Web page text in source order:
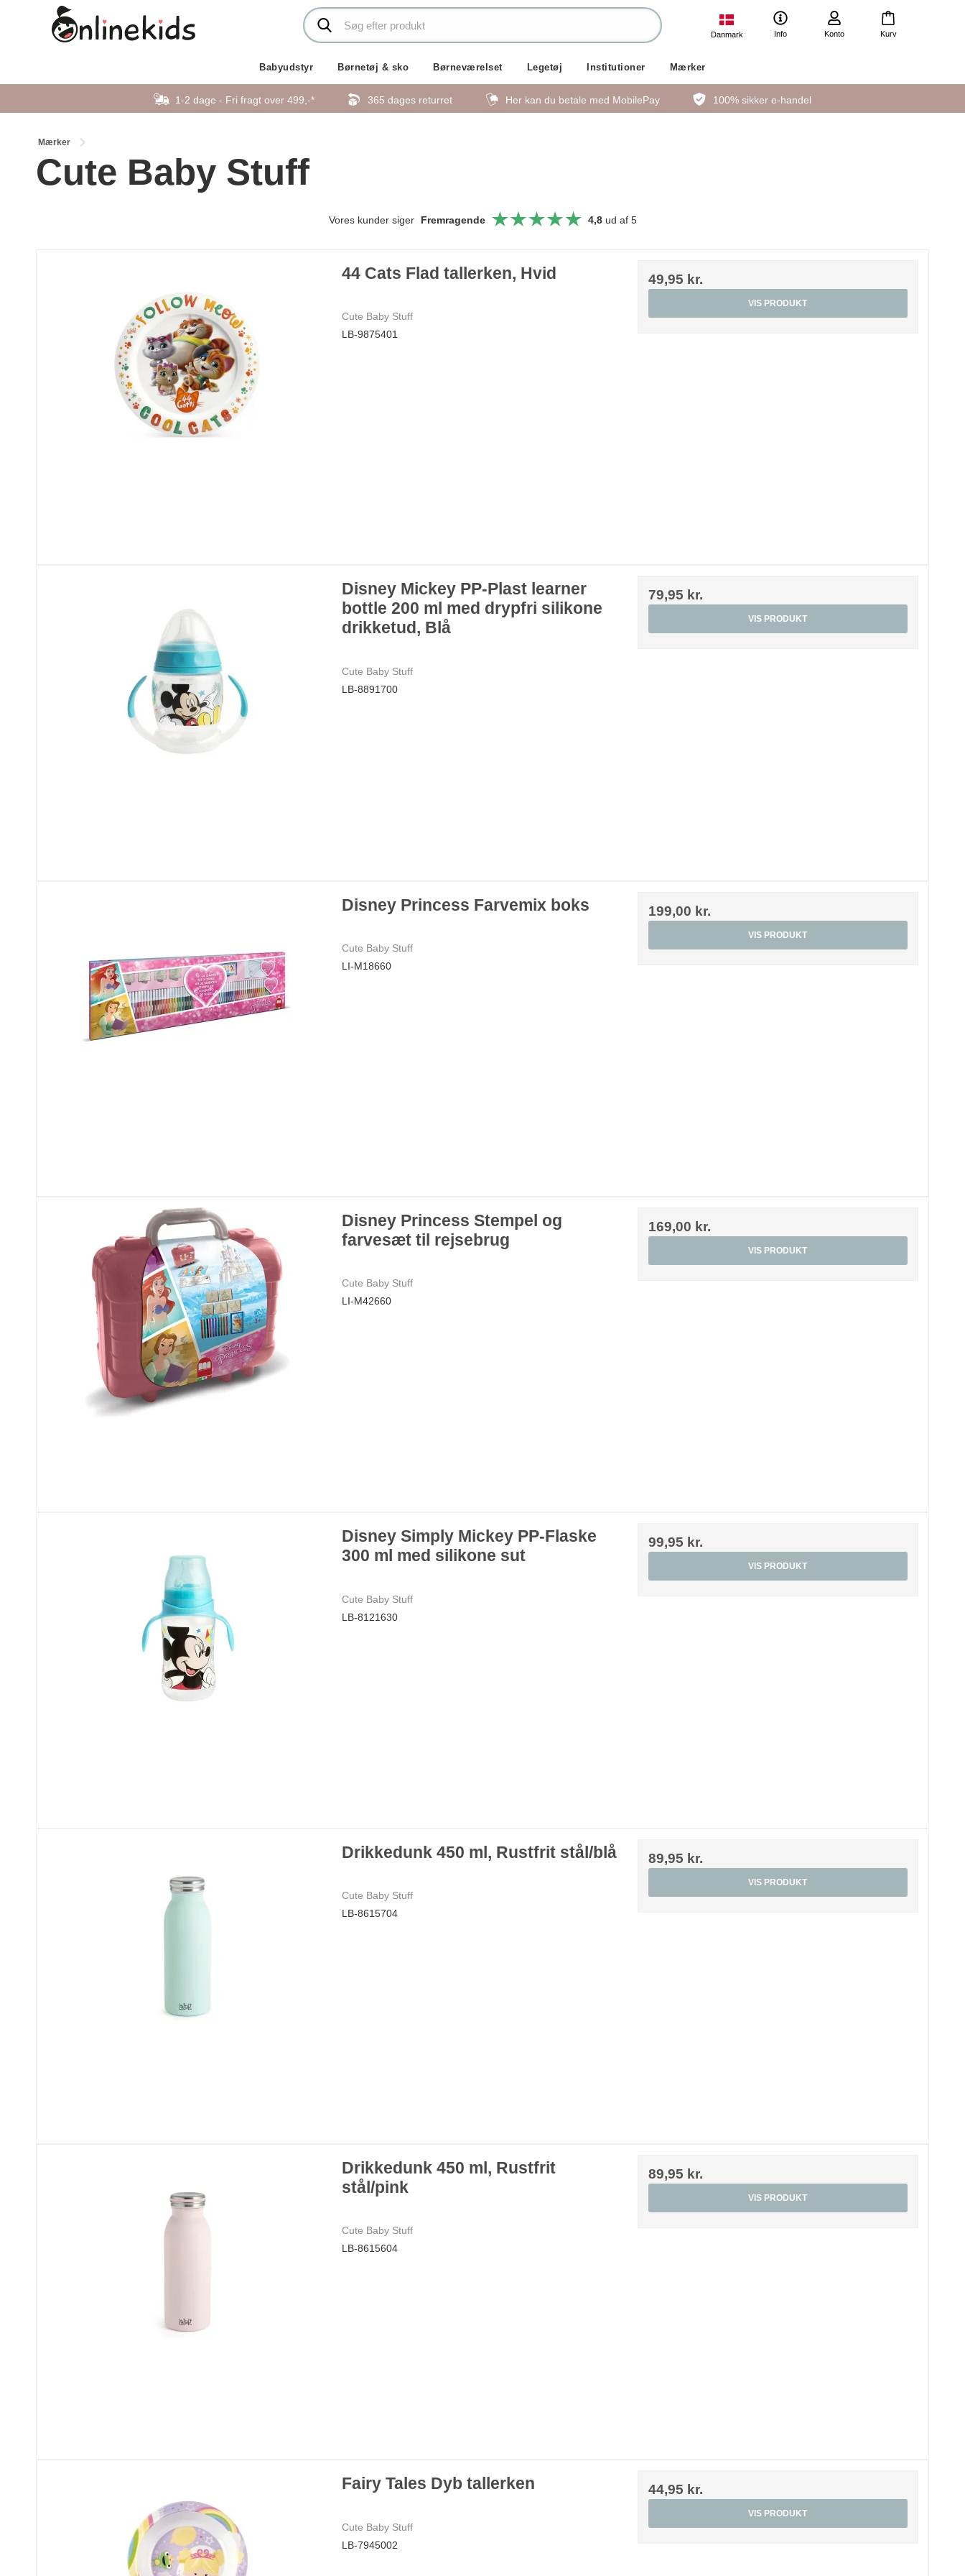
Danmark Info Konto Kurv
Babyudstyr Børnetøj & sko Børneværelset Legetøj Institutioner Mærker
1-2 dage - Fri fragt over 499,-* 365 dages returret Her kan du betale med MobilePay 100% sikker e-handel
Mærker
Cute Baby Stuff
Vores kunder siger Fremragende 4,8ud af 5
44 Cats Flad tallerken, Hvid
Cute Baby Stuff
LB-9875401
49,95 kr.
VIS PRODUKT
Disney Mickey PP-Plast learner
bottle 200 ml med drypfri silikone
drikketud, Blå
Cute Baby Stuff
LB-8891700
79,95 kr.
VIS PRODUKT
Disney Princess Farvemix boks
Cute Baby Stuff
LI-M18660
199,00 kr.
VIS PRODUKT
Disney Princess Stempel og
farvesæt til rejsebrug
Cute Baby Stuff
LI-M42660
169,00 kr.
VIS PRODUKT
Disney Simply Mickey PP-Flaske
300 ml med silikone sut
Cute Baby Stuff
LB-8121630
99,95 kr.
VIS PRODUKT
Drikkedunk 450 ml, Rustfrit stål/blå
Cute Baby Stuff
LB-8615704
89,95 kr.
VIS PRODUKT
Drikkedunk 450 ml, Rustfrit
stål/pink
Cute Baby Stuff
LB-8615604
89,95 kr.
VIS PRODUKT
Fairy Tales Dyb tallerken
Cute Baby Stuff
LB-7945002
44,95 kr.
VIS PRODUKT